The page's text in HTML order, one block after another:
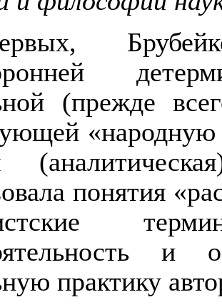
(прежде
«народную
понятия
cкие
и
практику